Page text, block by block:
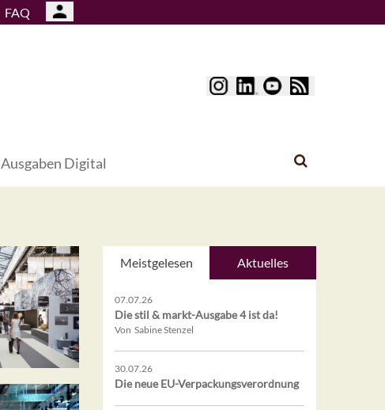
FAQ
Ausgaben Digital
Meistgelesen Aktuelles
07.07.26
Die stil & markt-Ausgabe 4 ist da!
Von Sabine Stenzel
30.07.26
Die neue EU-Verpackungsverordnung